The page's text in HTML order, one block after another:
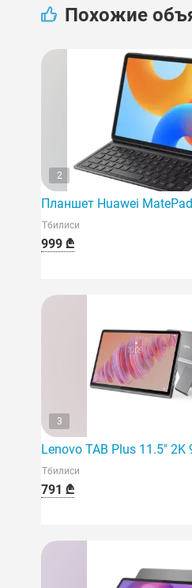
Похожие
2
Планшет Huawei
Тбилиси
999 ₾
3
Lenovo TAB Plus 11.5"
Тбилиси
791 ₾